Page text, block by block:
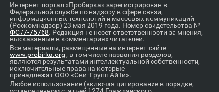
Интернет-портал «Пробирка» зарегистрирован в
Федеральной службе по надзору в сфере связи,
информационных технологий и массовых коммуникаций
(Роскомнадзор) 23 мая 2019 года. Номер свидетельства №
ФС77-75768. Редакция не несет ответственности за мнения,
высказанные в комментариях читателей.
Все материалы, размещенные на интернет-сайте
www.probirka.org , в том числе названия разделов,
являются результатами интеллектуальной собственности,
исключительные права на которые
принадлежат ООО «СвитГрупп АйТи».
Любое использование (включая цитирование в порядке,
установленном статьей 1274 Гражданского